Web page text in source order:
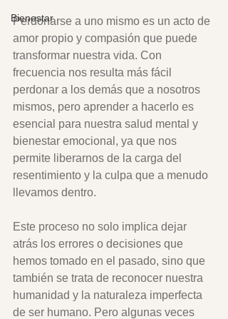
Bienestar
Perdonarse a uno mismo es un acto de
amor propio y compasión que puede
transformar nuestra vida. Con
frecuencia nos resulta más fácil
perdonar a los demás que a nosotros
mismos, pero aprender a hacerlo es
esencial para nuestra salud mental y
bienestar emocional, ya que nos
permite liberarnos de la carga del
resentimiento y la culpa que a menudo
llevamos dentro.
Este proceso no solo implica dejar
atrás los errores o decisiones que
hemos tomado en el pasado, sino que
también se trata de reconocer nuestra
humanidad y la naturaleza imperfecta
de ser humano. Pero algunas veces